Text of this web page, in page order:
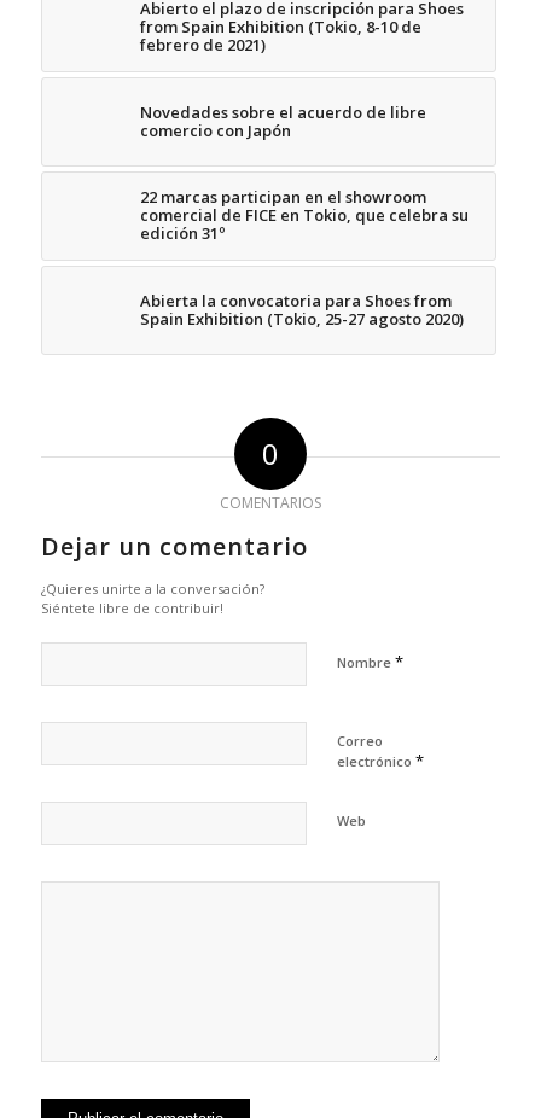
Abierto el plazo de inscripción para Shoes
from Spain Exhibition (Tokio, 8-10 de
febrero de 2021)
Novedades sobre el acuerdo de libre
comercio con Japón
22 marcas participan en el showroom
comercial de FICE en Tokio, que celebra su
edición 31º
Abierta la convocatoria para Shoes from
Spain Exhibition (Tokio, 25-27 agosto 2020)
0
COMENTARIOS
Dejar un comentario
¿Quieres unirte a la conversación?
Siéntete libre de contribuir!
Nombre *
Correo
electrónico *
Web